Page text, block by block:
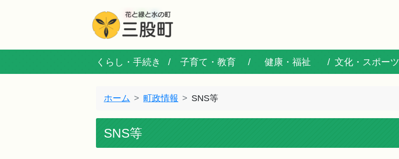
くらし・手続き 子育て・教育 健康・福祉 文化・スポーツ
ホーム 町政情報 SNS等
SNS等